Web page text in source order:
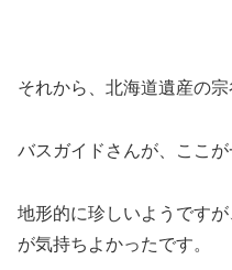
それから、北海道遺産の宗
バスガイドさんが、ここ
地形的に珍しいようです
が気持ちよかったです。